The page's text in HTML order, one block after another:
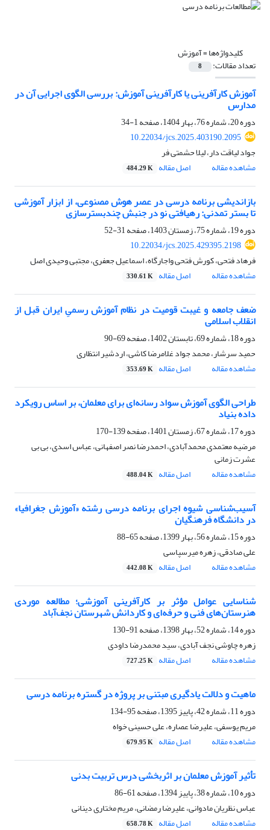
کلیدواژه‌ها =آموزش
تعداد مقالات: 8
آموزش کارآفرینی یا کارآفرینی آموزش: بررسی الگوی اجرایی آن در
مدارس
دوره 20، شماره 76، بهار 1404، صفحه
1-34
10.22034/jcs.2025.403190.2095
جواد لیاقت دار، لیلا حشمتی فر
مشاهده مقاله
اصل مقاله 484.29 K
بازاندیشی برنامه درسی در عصر هوش مصنوعی، از ابزار آموزشی
تا بستر تمدنی: رهیافتی نو در جنبش چندبسترسازی
دوره 19، شماره 75، زمستان 1403، صفحه
31-52
10.22034/jcs.2025.429395.2198
فرهاد فتحی، کورش فتحی واجارگاه، اسماعیل جعفری، مجتبی وحیدی اصل
مشاهده مقاله
اصل مقاله 330.61 K
ضعف جامعه و غیبت قومیت در نظام آموزش رسمیِ ایران قبل از
انقلاب اسلامی
دوره 18، شماره 69، تابستان 1402، صفحه
69-90
حمید سرشار، محمد جواد غلامرضا کاشی، اردشیر انتظاری
مشاهده مقاله
اصل مقاله 353.69 K
طراحی الگوی آموزش سواد رسانه‌ای برای معلمان، بر اساس رویکرد
داده بنیاد
دوره 17، شماره 67، زمستان 1401، صفحه
139-170
مرضیه معتمدی محمدآبادی، احمدرضا نصر اصفهانی، عباس اسدی، بی بی
عشرت زمانی
مشاهده مقاله
اصل مقاله 488.04 K
آسیب‌شناسی شیوه اجرای برنامه درسی رشته «آموزش جغرافیا»
در دانشگاه فرهنگیان
دوره 15، شماره 56، بهار 1399، صفحه
65-88
علی صادقی، زهره میرسپاسی
مشاهده مقاله
اصل مقاله 442.08 K
شناسایی عوامل مؤثر بر کارآفرینی آموزشی؛ مطالعه موردی
هنرستان‌های فنی و حرفه‌ای و کاردانش شهرستان نجف‌آباد
دوره 14، شماره 52، بهار 1398، صفحه
91-130
زهره چاوشی نجف آبادی، سید محمدرضا داودی
مشاهده مقاله
اصل مقاله 727.25 K
ماهیت و دلالت یادگیری مبتنی بر پروژه در گستره برنامه درسی
دوره 11، شماره 42، پاییز 1395، صفحه
95-134
مریم یوسفی، علیرضا عصاره، علی حسینی خواه
مشاهده مقاله
اصل مقاله 679.95 K
تأثیر آموزش معلمان بر اثربخشی درس تربیت بدنی
دوره 10، شماره 38، پاییز 1394، صفحه
61-86
عباس نظریان مادوانی، علیرضا رمضانی، مریم مختاری دینانی
مشاهده مقاله
اصل مقاله 658.78 K